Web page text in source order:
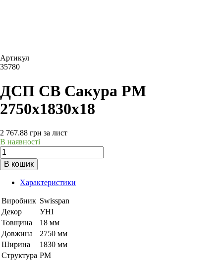
Артикул
35780
ДСП СВ Сакура PM
2750х1830х18
2 767.88 грн за лист
В наявності
В кошик
Характеристики
Виробник Swisspan
Декор
УНІ
Товщина
18 мм
Довжина
2750 мм
Ширина
1830 мм
Структура PM